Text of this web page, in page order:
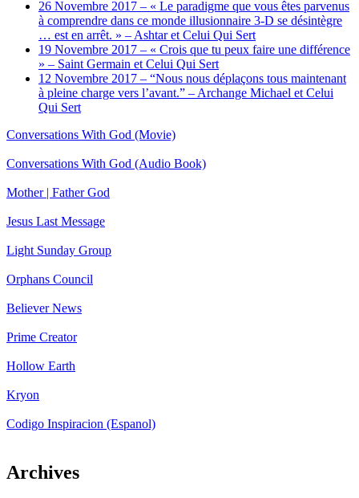
26 Novembre 2017 – « Le paradigme que vous êtes parvenus
à comprendre dans ce monde illusionnaire 3-D se désintègre
… est en arrêt. » – Ashtar et Celui Qui Sert
19 Novembre 2017 – « Crois que tu peux faire une différence
» – Saint Germain et Celui Qui Sert
12 Novembre 2017 – “Nous nous déplaçons tous maintenant
à pleine charge vers l’avant.” – Archange Michael et Celui
Qui Sert
Conversations With God (Movie)
Conversations With God (Audio Book)
Mother | Father God
Jesus Last Message
Light Sunday Group
Orphans Council
Believer News
Prime Creator
Hollow Earth
Kryon
Codigo Inspiracion (Espanol)
Archives